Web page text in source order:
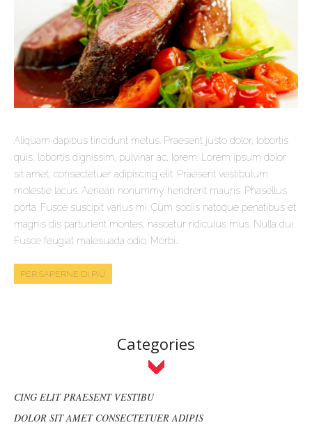
Aliquam dapibus tincidunt metus. Praesent justo dolor, lobortis
quis, lobortis dignissim, pulvinar ac, lorem. Lorem ipsum dolor
sit amet, consectetuer adipiscing elit. Praesent vestibulum
molestie lacus. Aenean nonummy hendrerit mauris. Phasellus
porta. Fusce suscipit varius mi. Cum sociis natoque penatibus et
magnis dis parturient montes, nascetur ridiculus mus. Nulla dui.
Fusce feugiat malesuada odio. Morbi…
PER SAPERNE DI PIÙ
Categories
CING ELIT PRAESENT VESTIBU
DOLOR SIT AMET CONSECTETUER ADIPIS